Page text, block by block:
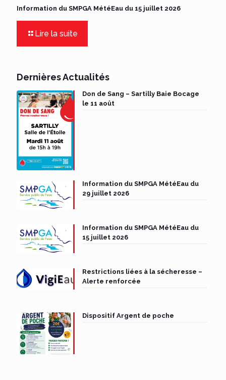
Information du SMPGA MétéEau du 15 juillet 2026
Lire la suite
Dernières Actualités
Don de Sang – Sartilly Baie Bocage
le 11 août
Information du SMPGA MétéEau du
29 juillet 2026
Information du SMPGA MétéEau du
15 juillet 2026
Restrictions liées à la sécheresse –
Alerte renforcée
Dispositif Argent de poche